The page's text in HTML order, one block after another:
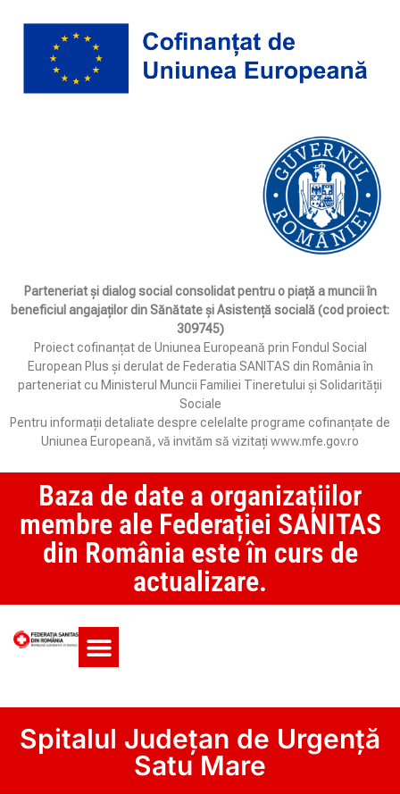
Parteneriat și dialog social consolidat pentru o piață a muncii în
beneficiul angajaților din Sănătate și Asistență socială (cod proiect:
309745)
Proiect cofinanțat de Uniunea Europeană prin Fondul Social
European Plus și derulat de Federatia SANITAS din România în
parteneriat cu Ministerul Muncii Familiei Tineretului și Solidarității
Sociale
Pentru informații detaliate despre celelalte programe cofinanțate de
Uniunea Europeană, vă invităm să vizitați www.mfe.gov.ro
Baza de date a organizațiilor
membre ale Federației SANITAS
din România este în curs de
actualizare.
Spitalul Județan de Urgență
Satu Mare